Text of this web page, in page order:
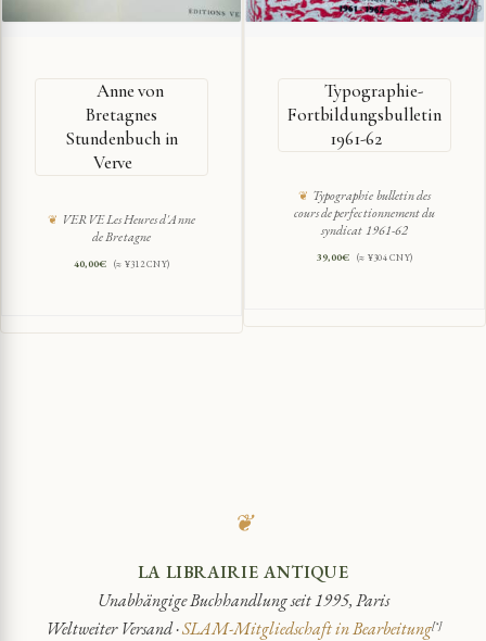
Anne von
Bretagnes
Stundenbuch in
Verve
VERVE Les Heures d'Anne
de Bretagne
40,00€ (≈ ¥312 CNY)
Typographie-
Fortbildungsbulletin
1961-62
Typographie bulletin des
cours de perfectionnement du
syndicat 1961-62
39,00€ (≈ ¥304 CNY)
❦
LA LIBRAIRIE ANTIQUE
Unabhängige Buchhandlung seit 1995, Paris
Weltweiter Versand ·SLAM-Mitgliedschaft in Bearbeitung[*]